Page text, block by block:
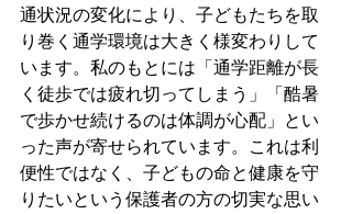
通状況の変化により、子どもたちを取
り巻く通学環境は大きく様変わりして
います。私のもとには「通学距離が長
く徒歩では疲れ切ってしまう」「酷暑
で歩かせ続けるのは体調が心配」とい
った声が寄せられています。これは利
便性ではなく、子どもの命と健康を守
りたいという保護者の方の切実な思い